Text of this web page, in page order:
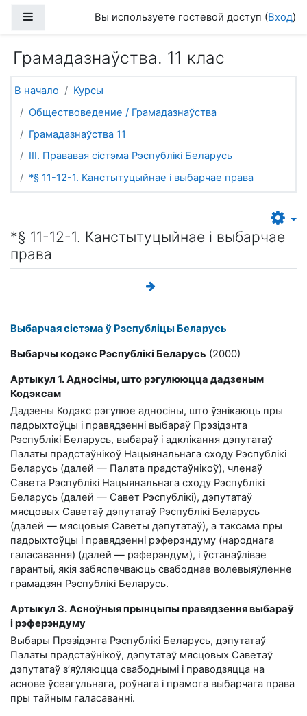
Боковая панельВы используете гостевой доступ (Вход)
Грамадазнаўства. 11 клас
В начало
Курсы
Обществоведение / Грамадазнаўства
Грамадазнаўства 11
III. Прававая сістэма Рэспублікі Беларусь
*§ 11-12-1. Канстытуцыйнае і выбарчае права
*§ 11-12-1. Канстытуцыйнае і выбарчае
права
Выбарчая сістэма ў Рэспубліцы Беларусь
Выбарчы кодэкс Рэспублікі Беларусь (2000)
Артыкул 1. Адносіны, што рэгулююцца дадзеным
Кодэксам
Дадзены Кодэкс рэгулюе адносіны, што ўзнікаюць пры
падрыхтоўцы і правядзенні выбараў Прэзідэнта
Рэспублікі Беларусь, выбараў і адклікання дэпутатаў
Палаты прадстаўнікоў Нацыянальнага сходу Рэспублікі
Беларусь (далей — Палата прадстаўнікоў), членаў
Савета Рэспублікі Нацыянальнага сходу Рэспублікі
Беларусь (далей — Савет Рэспублікі), дэпутатаў
мясцовых Саветаў дэпутатаў Рэспублікі Беларусь
(далей — мясцовыя Саветы дэпутатаў), а таксама пры
падрыхтоўцы і правядзенні рэферэндуму (народнага
галасавання) (далей — рэферэндум), і ўстанаўлівае
гарантыі, якія забяспечваюць свабоднае волевыяўленне
грамадзян Рэспублікі Беларусь.
Артыкул 3. Асноўныя прынцыпы правядзення выбараў
і рэферэндуму
Выбары Прэзідэнта Рэспублікі Беларусь, дэпутатаў
Палаты прадстаўнікоў, дэпутатаў мясцовых Саветаў
дэпутатаў з’яўляюцца свабоднымі і праводзяцца на
аснове ўсеагульнага, роўнага і прамога выбарчага права
пры тайным галасаванні.